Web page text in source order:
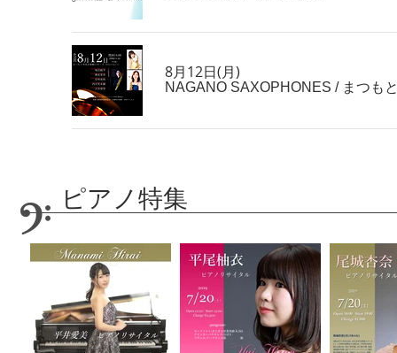
8月12日(月)
NAGANO SAXOPHONES / まつも
​ピアノ特集